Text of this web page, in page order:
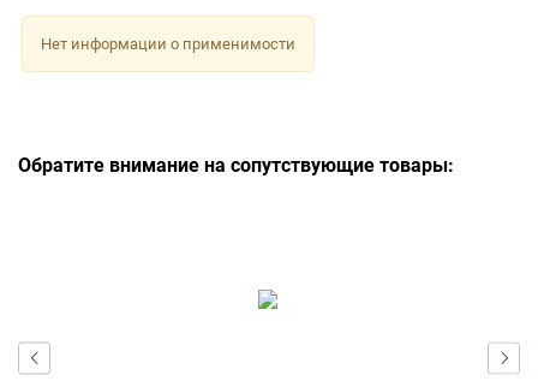
Нет информации о применимости
Обратите внимание на сопутствующие товары: